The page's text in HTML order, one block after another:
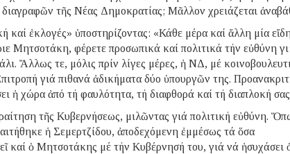
τῆς Νέας Δημοκρατίας; Μᾶλλον χρειάζεται
ἐκλογές» ὑποστηρίζοντας: «Κάθε μέρα καί ἄλλη μία
Μητσοτάκη, φέρετε προσωπικά καί πολιτικά τήν εὐθύνη
Ἄλλως τε, μόλις πρίν λίγες μέρες, ἡ ΝΔ, μέ
γιά πιθανά ἀδικήματα δύο ὑπουργῶν της.
ἡ χώρα ἀπό τή φαυλότητα, τή διαφθορά καί τή διαπλοκή
τῆς Κυβερνήσεως, μιλῶντας γιά πολιτική εὐθύνη.
ἡ Σεμερτζίδου, ἀποδεχόμενη ἐμμέσως τά ὅσα
καί ὁ Μητσοτάκης μέ τήν Κυβέρνησή του, γιά νά ἡσυχάσει